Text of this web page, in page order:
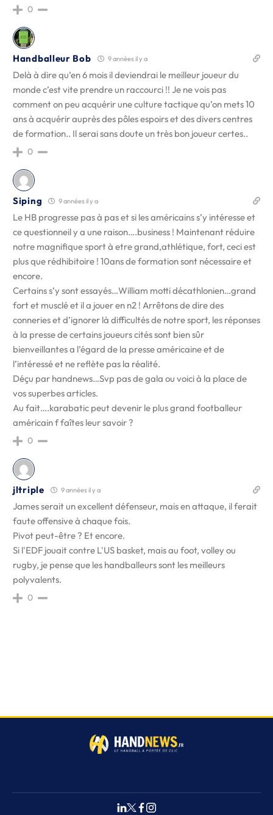
0
Handballeur Bob 9 années il y a
Delà à dire qu’en 6 mois il deviendrai le meilleur joueur du
monde c’est vite prendre un raccourci !! Je ne vois pas
comment on peu acquérir une culture tactique qu’on mets 10
ans à acquérir auprès des pôles espoirs et des divers centres
de formation.. Il serai sans doute un très bon joueur certes..
0
Siping 9 années il y a
Le HB progresse pas à pas et si les américains s’y intéresse et
ce questionneil y a une raison….business ! Maintenant réduire
notre magnifique sport à etre grand,athlétique, fort, ceci est
plus que rédhibitoire ! 10ans de formation sont nécessaire et
encore.
Certains s’y sont essayés…William motti décathlonien…grand
fort et musclé et il a jouer en n2 ! Arrêtons de dire des
conneries et d’ignorer là difficultés de notre sport, les réponses
à la presse de certains joueurs cités sont bien sûr
bienveillantes a l’égard de la presse américaine et de
l’intéressé et ne reflète pas la réalité.
Déçu par handnews…Svp pas de gala ou voici à la place de
vos superbes articles.
Au fait….karabatic peut devenir le plus grand footballeur
américain f faîtes leur savoir ?
0
jltriple 9 années il y a
James serait un excellent défenseur, mais en attaque, il ferait
faute offensive à chaque fois.
Pivot peut-être ? Et encore.
Si l'EDF jouait contre L'US basket, mais au foot, volley ou
rugby, je pense que les handballeurs sont les meilleurs
polyvalents.
0